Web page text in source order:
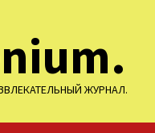
ЖУРНАЛ.